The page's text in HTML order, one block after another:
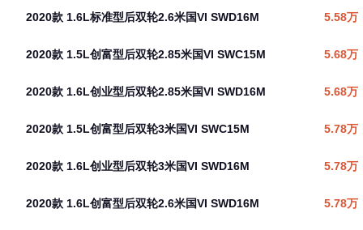
2020款 1.6L标准型后双轮2.6米国VI SWD16M 5.58万
2020款 1.5L创富型后双轮2.85米国VI SWC15M 5.68万
2020款 1.6L创业型后双轮2.85米国VI SWD16M 5.68万
2020款 1.5L创富型后双轮3米国VI SWC15M 5.78万
2020款 1.6L创业型后双轮3米国VI SWD16M 5.78万
2020款 1.6L创富型后双轮2.6米国VI SWD16M 5.78万